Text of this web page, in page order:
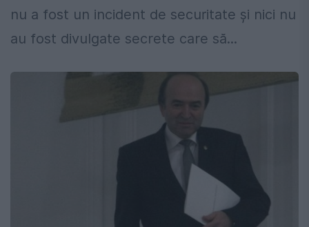
nu a fost un incident de securitate și nici nu
au fost divulgate secrete care să...